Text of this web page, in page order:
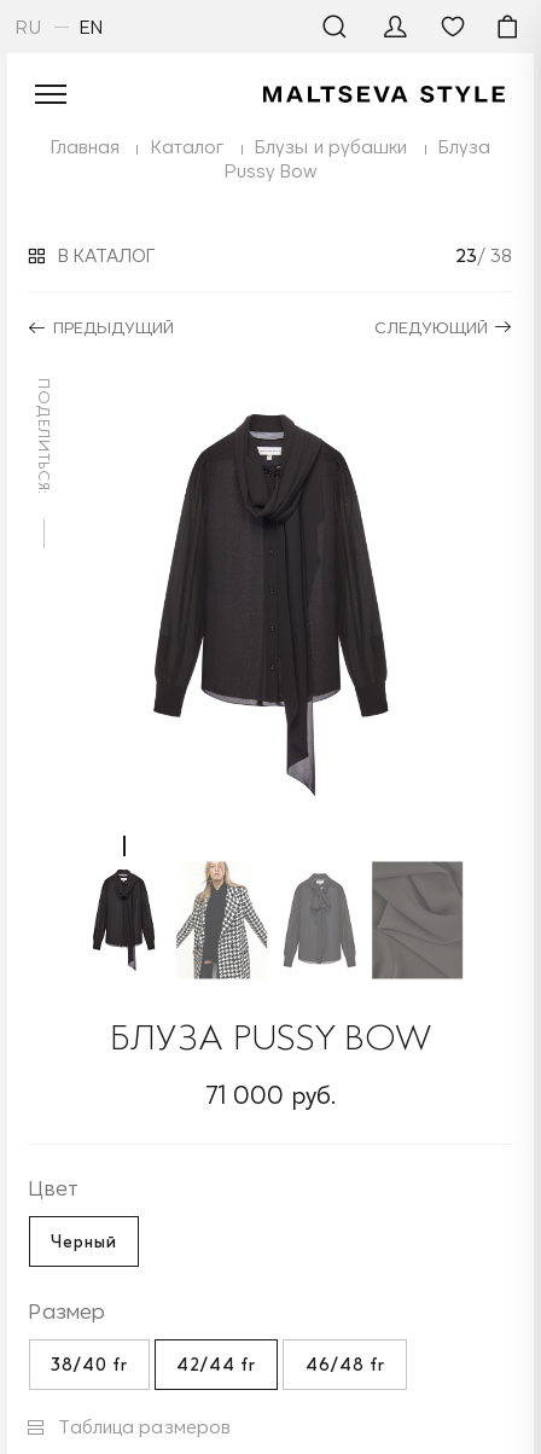
RU EN
Главная Каталог Блузы и рубашки
Блуза
Pussy Bow
В КАТАЛОГ
ПРЕДЫДУЩИЙ
23/ 38
СЛЕДУЮЩИЙ
ПОДЕЛИТЬСЯ:
БЛУЗА PUSSY BOW
71 000 руб.
Цвет
Черный
Размер
38/40 fr 42/44 fr 46/48 fr
Таблица размеров